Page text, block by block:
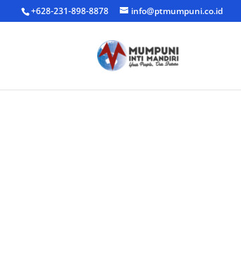
+628-231-898-8878 info@ptmumpuni.co.id